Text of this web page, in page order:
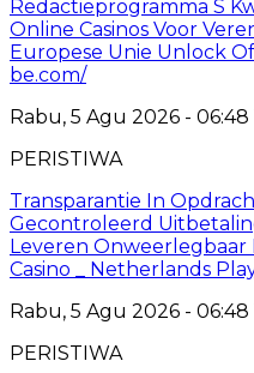
Redactieprogramma S
Online Casinos Voor
Europese Unie Unlock
be.com/
Rabu, 5 Agu 2026 -
PERISTIWA
Transparantie In
Gecontroleerd
Leveren Onweerlegbaar
Casino _ Netherlands
Rabu, 5 Agu 2026 -
PERISTIWA